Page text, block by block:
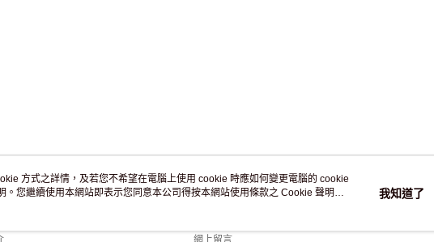
們 客戶服務
網上留言
方式之詳情，及若您不希望在電腦上使用 cookie 時應如何變更電腦的 cookie
。您繼續使用本網站即表示您同意本公司得按本網站使用條款之 Cookie 聲明使
我知道了